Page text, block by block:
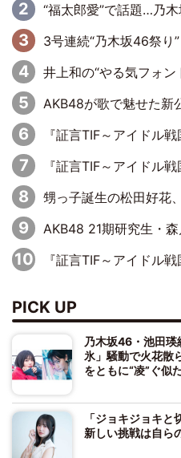
“福太郎愛”で話題…乃木坂46一ノ瀬美空、
3号連続“乃木坂46祭り” ラストを飾るのは賀喜遥香…5
井上和の“やる気フォント”にも注目 乃
AKB48が歌で魅せた新公演『夢のポ
『証言TIF～アイドル戦国時代とはなんだったのか～』第6回：でんぱ組.inc・古川未鈴×相沢梨紗「
『証言TIF～アイドル戦国時代とはなんだったのか～』第11回：私立恵比寿中学・真山りか×
甥っ子誕生の松田好花、京都で“ふたつの家族”を
AKB48 21期研究生・森川
『証言TIF～アイドル戦国時代とはなんだったのか～』第10回：さくら学院・武藤彩
PICK UP
乃木坂46・池田瑛
氷」騒動で火花散
をともに“凌”ぐ似
「ジョキジョキと
新しい挑戦は自ら